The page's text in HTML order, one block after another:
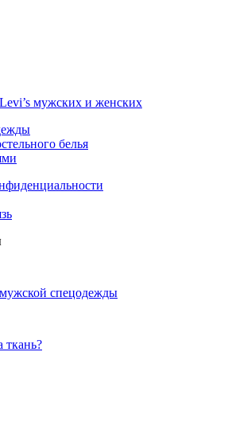
мужских и женских
белья
спецодежды
ткань?